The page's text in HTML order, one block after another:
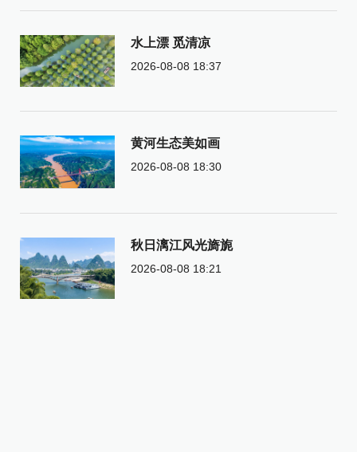
水上漂 觅清凉
2026-08-08 18:37
黄河生态美如画
2026-08-08 18:30
秋日漓江风光旖旎
2026-08-08 18:21